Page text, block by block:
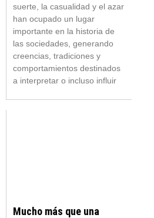
suerte, la casualidad y el azar
han ocupado un lugar
importante en la historia de
las sociedades, generando
creencias, tradiciones y
comportamientos destinados
a interpretar o incluso influir
Mucho más que una